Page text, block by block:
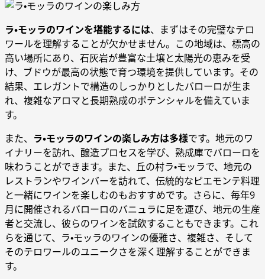
ラ・モッラのワインを堪能するには、まずはその完璧なテロ
ワールを理解することが欠かせません。この地域は、標高の
高い場所にあり、石灰岩が豊富な土壌と太陽光の恵みを受
け、ブドウが最高の状態で育つ環境を提供しています。その
結果、エレガントで構造のしっかりとしたバローロが生ま
れ、複雑なアロマと長期熟成のポテンシャルを備えていま
す。
また、 ラ・モッラのワインの楽しみ方は多様です。地元のワ
イナリーを訪れ、醸造プロセスを学び、熟成庫でバローロを
味わうことができます。また、丘の村ラ・モッラで、地元の
レストランやワインバーを訪れて、伝統的なピエモンテ料理
と一緒にワインを楽しむのもおすすめです。さらに、毎年9
月に開催されるバローロのバニュラに足を運び、地元の生産
者と交流し、彼らのワインを試飲することもできます。これ
らを通じて、ラ・モッラのワインの優雅さ、複雑さ、そして
そのテロワールのユニークさを深く理解することができま
す。